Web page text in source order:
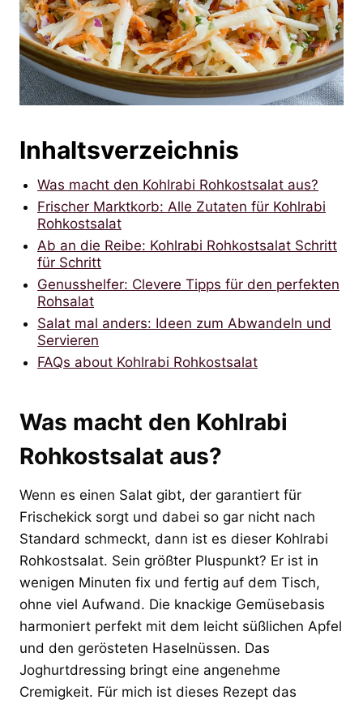
Inhaltsverzeichnis
Was macht den Kohlrabi Rohkostsalat aus?
Frischer Marktkorb: Alle Zutaten für Kohlrabi
Rohkostsalat
Ab an die Reibe: Kohlrabi Rohkostsalat Schritt
für Schritt
Genusshelfer: Clevere Tipps für den perfekten
Rohsalat
Salat mal anders: Ideen zum Abwandeln und
Servieren
FAQs about Kohlrabi Rohkostsalat
Was macht den Kohlrabi
Rohkostsalat aus?
Wenn es einen Salat gibt, der garantiert für
Frischekick sorgt und dabei so gar nicht nach
Standard schmeckt, dann ist es dieser Kohlrabi
Rohkostsalat. Sein größter Pluspunkt? Er ist in
wenigen Minuten fix und fertig auf dem Tisch,
ohne viel Aufwand. Die knackige Gemüsebasis
harmoniert perfekt mit dem leicht süßlichen Apfel
und den gerösteten Haselnüssen. Das
Joghurtdressing bringt eine angenehme
Cremigkeit. Für mich ist dieses Rezept das